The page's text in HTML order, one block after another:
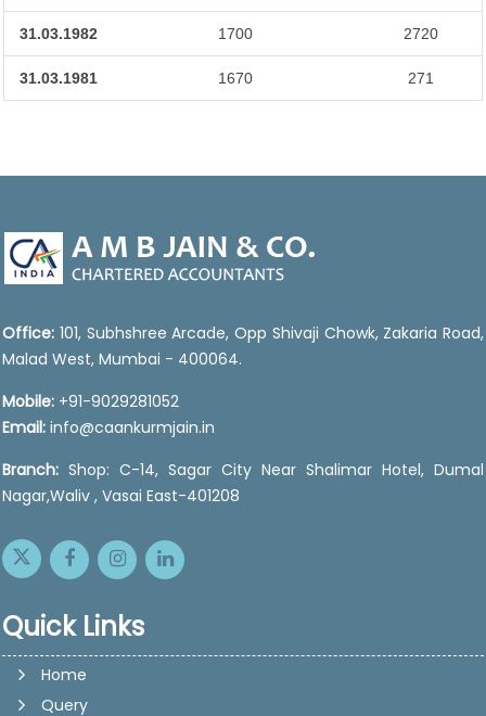
31.03.1982 1700 2720
31.03.1981 1670 271
Office: 101, Subhshree Arcade, Opp Shivaji Chowk, Zakaria Road,
Malad West, Mumbai - 400064.
Mobile: +91-9029281052
Email: info@caankurmjain.in
Branch: Shop: C-14, Sagar City Near Shalimar Hotel, Dumal
Nagar,Waliv , Vasai East-401208
Quick Links
Home
Query